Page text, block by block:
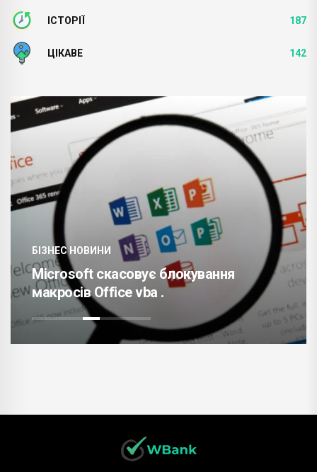
ІСТОРІЇ 187
ЦІКАВЕ 142
БІЗНЕС НОВИНИ
Microsoft скасовує блокування
макросів Office vba .